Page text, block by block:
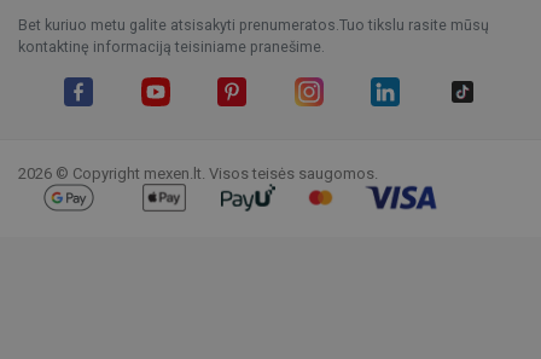
Bet kuriuo metu galite atsisakyti prenumeratos.Tuo tikslu rasite mūsų
kontaktinę informaciją teisiniame pranešime.
2026 © Copyright mexen.lt. Visos teisės saugomos.